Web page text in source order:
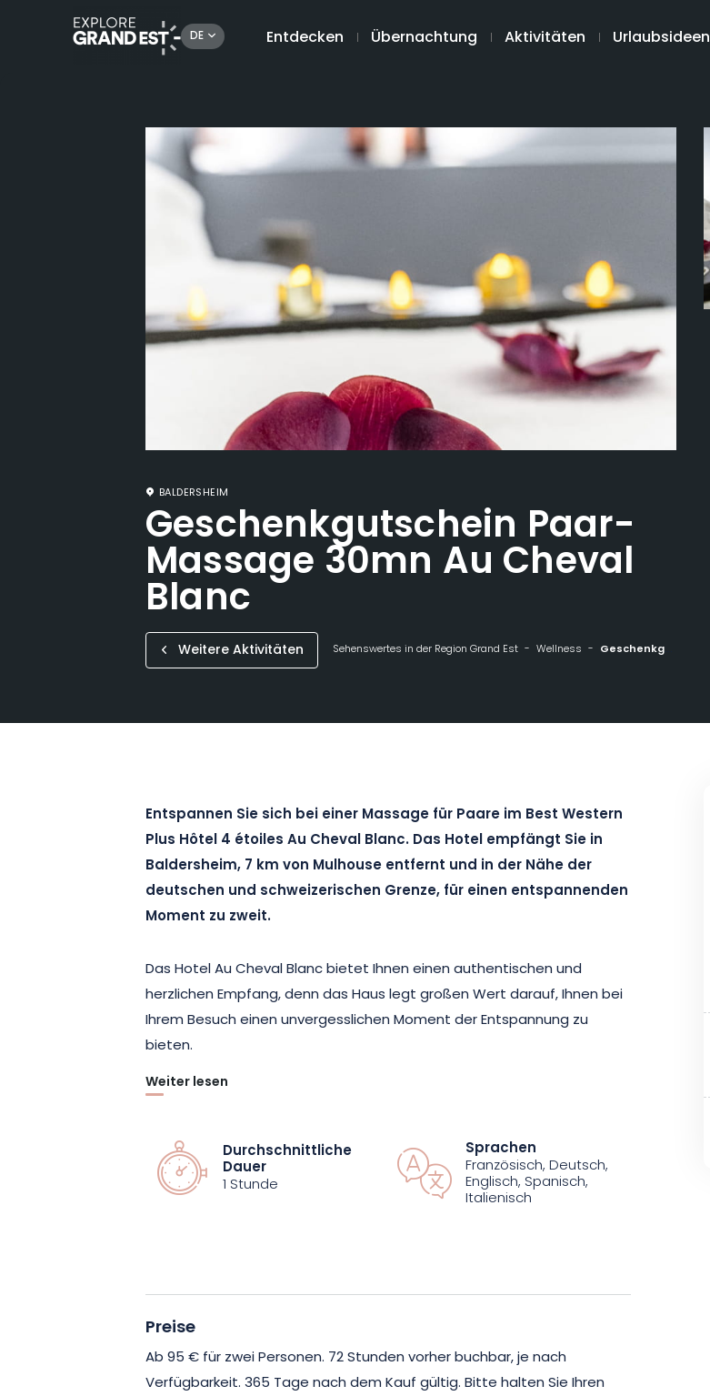
DE Entdecken Übernachtung Aktivitäten Urlaubsideen
BALDERSHEIM
Geschenkgutschein Paar-
Massage 30mn Au Cheval
Blanc
Weitere Aktivitäten Sehenswertes in der Region Grand Est Wellness Geschenkgutschein Paar-Massage 30mn Au Cheval Blanc
Entspannen Sie sich bei einer Massage für Paare im Best Western
Plus Hôtel 4 étoiles Au Cheval Blanc. Das Hotel empfängt Sie in
Baldersheim, 7 km von Mulhouse entfernt und in der Nähe der
deutschen und schweizerischen Grenze, für einen entspannenden
Moment zu zweit.
Das Hotel Au Cheval Blanc bietet Ihnen einen authentischen und
herzlichen Empfang, denn das Haus legt großen Wert darauf, Ihnen bei
Ihrem Besuch einen unvergesslichen Moment der Entspannung zu
bieten.
Die Massage « Cheval Blanc » ist für zwei Personen konzipiert und bietet
Sanftheit eines kostbaren Moments zu zweit für eine Dauer von jeweils
30 Minuten, d. h. insgesamt 1 Stunde und 15 Minuten, die speziell dafür
konzipiert wurde, Sie in ein Universum zu entführen, in dem Gelassenheit
Sie verschenken oder sich selbst gönnen können, und buchen Sie noch
heute Ihre Massage-Sitzung zu zweit im Hotel du Cheval Blanc.
Weiter lesen
Durchschnittliche
Dauer
1 Stunde
Sprachen
Französisch, Deutsch,
Englisch, Spanisch,
Italienisch
Preise
Ab 95 € für zwei Personen. 72 Stunden vorher buchbar, je nach
Verfügbarkeit. 365 Tage nach dem Kauf gültig. Bitte halten Sie Ihren